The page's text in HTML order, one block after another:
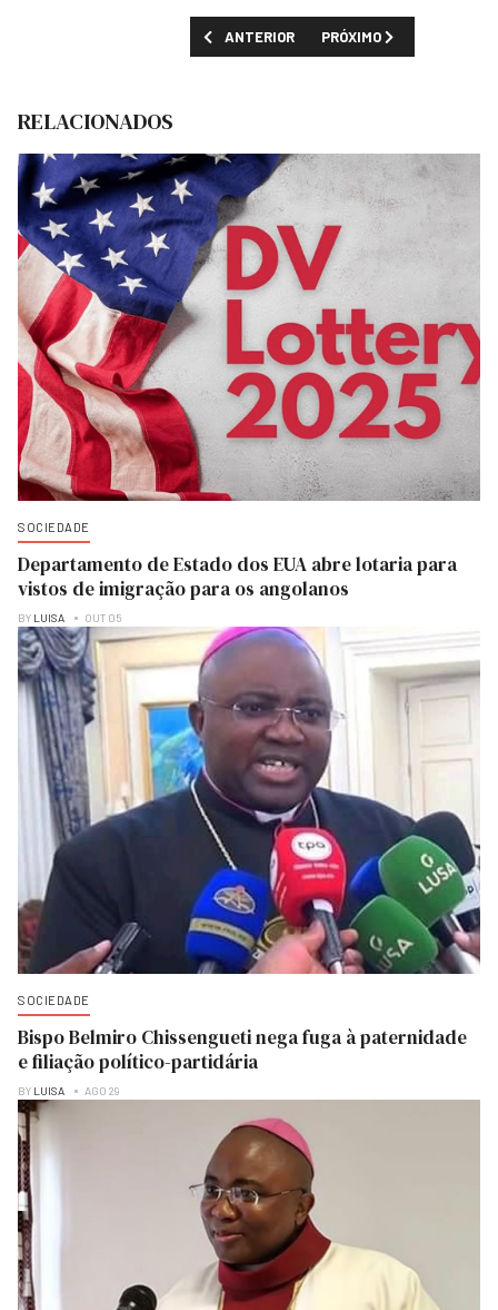
ARTIGO ANTERIOR: MINISTÉRIO DA
ANTERIOR PRÓXIMO ARTIGO: SIC
PRÓXIMO
RELACIONADOS
SOCIEDADE
Departamento de Estado dos EUA abre lotaria para
vistos de imigração para os angolanos
BY LUISA OUT 05
SOCIEDADE
Bispo Belmiro Chissengueti nega fuga à paternidade
e filiação político-partidária
BY LUISA AGO 29